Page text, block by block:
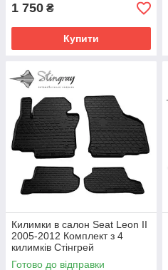
1 750 ₴
Купити
Килимки в салон Seat Leon II
2005-2012 Комплект з 4
килимків Стінгрей
Готово до відправки